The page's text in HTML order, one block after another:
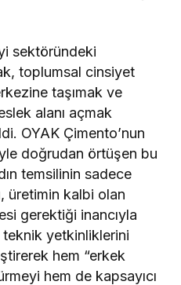
sektöründeki
toplumsal cinsiyet
taşımak ve
alanı açmak
OYAK Çimento’nun
doğrudan örtüşen bu
temsilinin sadece
üretimin kalbi olan
gerektiği inancıyla
teknik yetkinliklerini
hem “erkek
hem de kapsayıcı